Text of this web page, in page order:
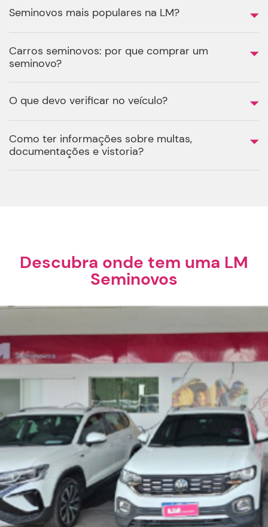
Seminovos mais populares na LM?
Carros seminovos: por que comprar um
seminovo?
O que devo verificar no veículo?
Como ter informações sobre multas,
documentações e vistoria?
Descubra onde tem uma LM
Seminovos